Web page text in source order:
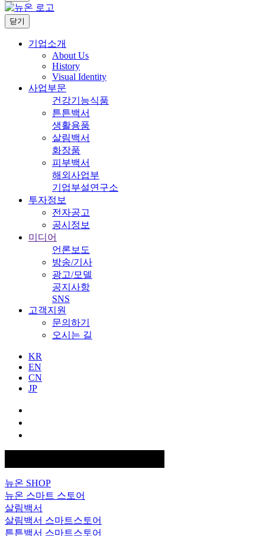
닫기
기업소개
About Us
History
Visual Identity
사업부문
건강기능식품
튼튼백서
생활용품
살림백서
화장품
피부백서
해외사업부
기업부설연구소
투자정보
전자공고
공시정보
미디어
언론보도
방송/기사
광고/모델
공지사항
SNS
고객지원
문의하기
오시는 길
KR
EN
CN
JP
뉴온 SHOP
뉴온 스마트 스토어
살림백서
살림백서 스마트스토어
튼튼백서 스마트스토어